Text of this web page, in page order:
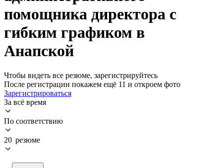
помощника директора с
гибким графиком в
Анапской
Чтобы видеть все резюме, зарегистрируйтесь
После регистрации покажем ещё 11 и откроем фото
Зарегистрироваться
За всё время
По соответствию
20 резюме